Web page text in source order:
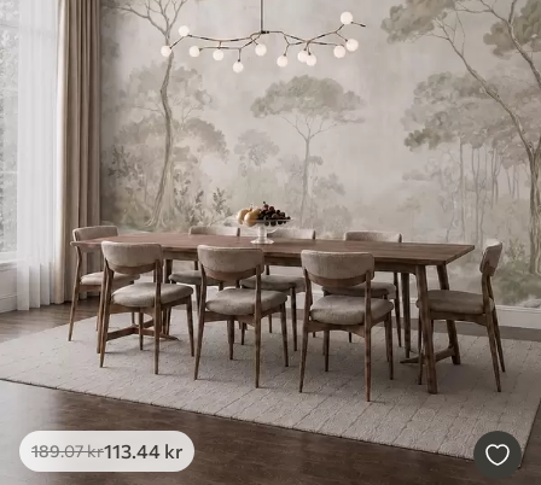
189.07kr113.44 kr